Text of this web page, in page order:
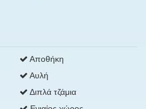
Αποθήκη
Αυλή
Διπλά τζάμια